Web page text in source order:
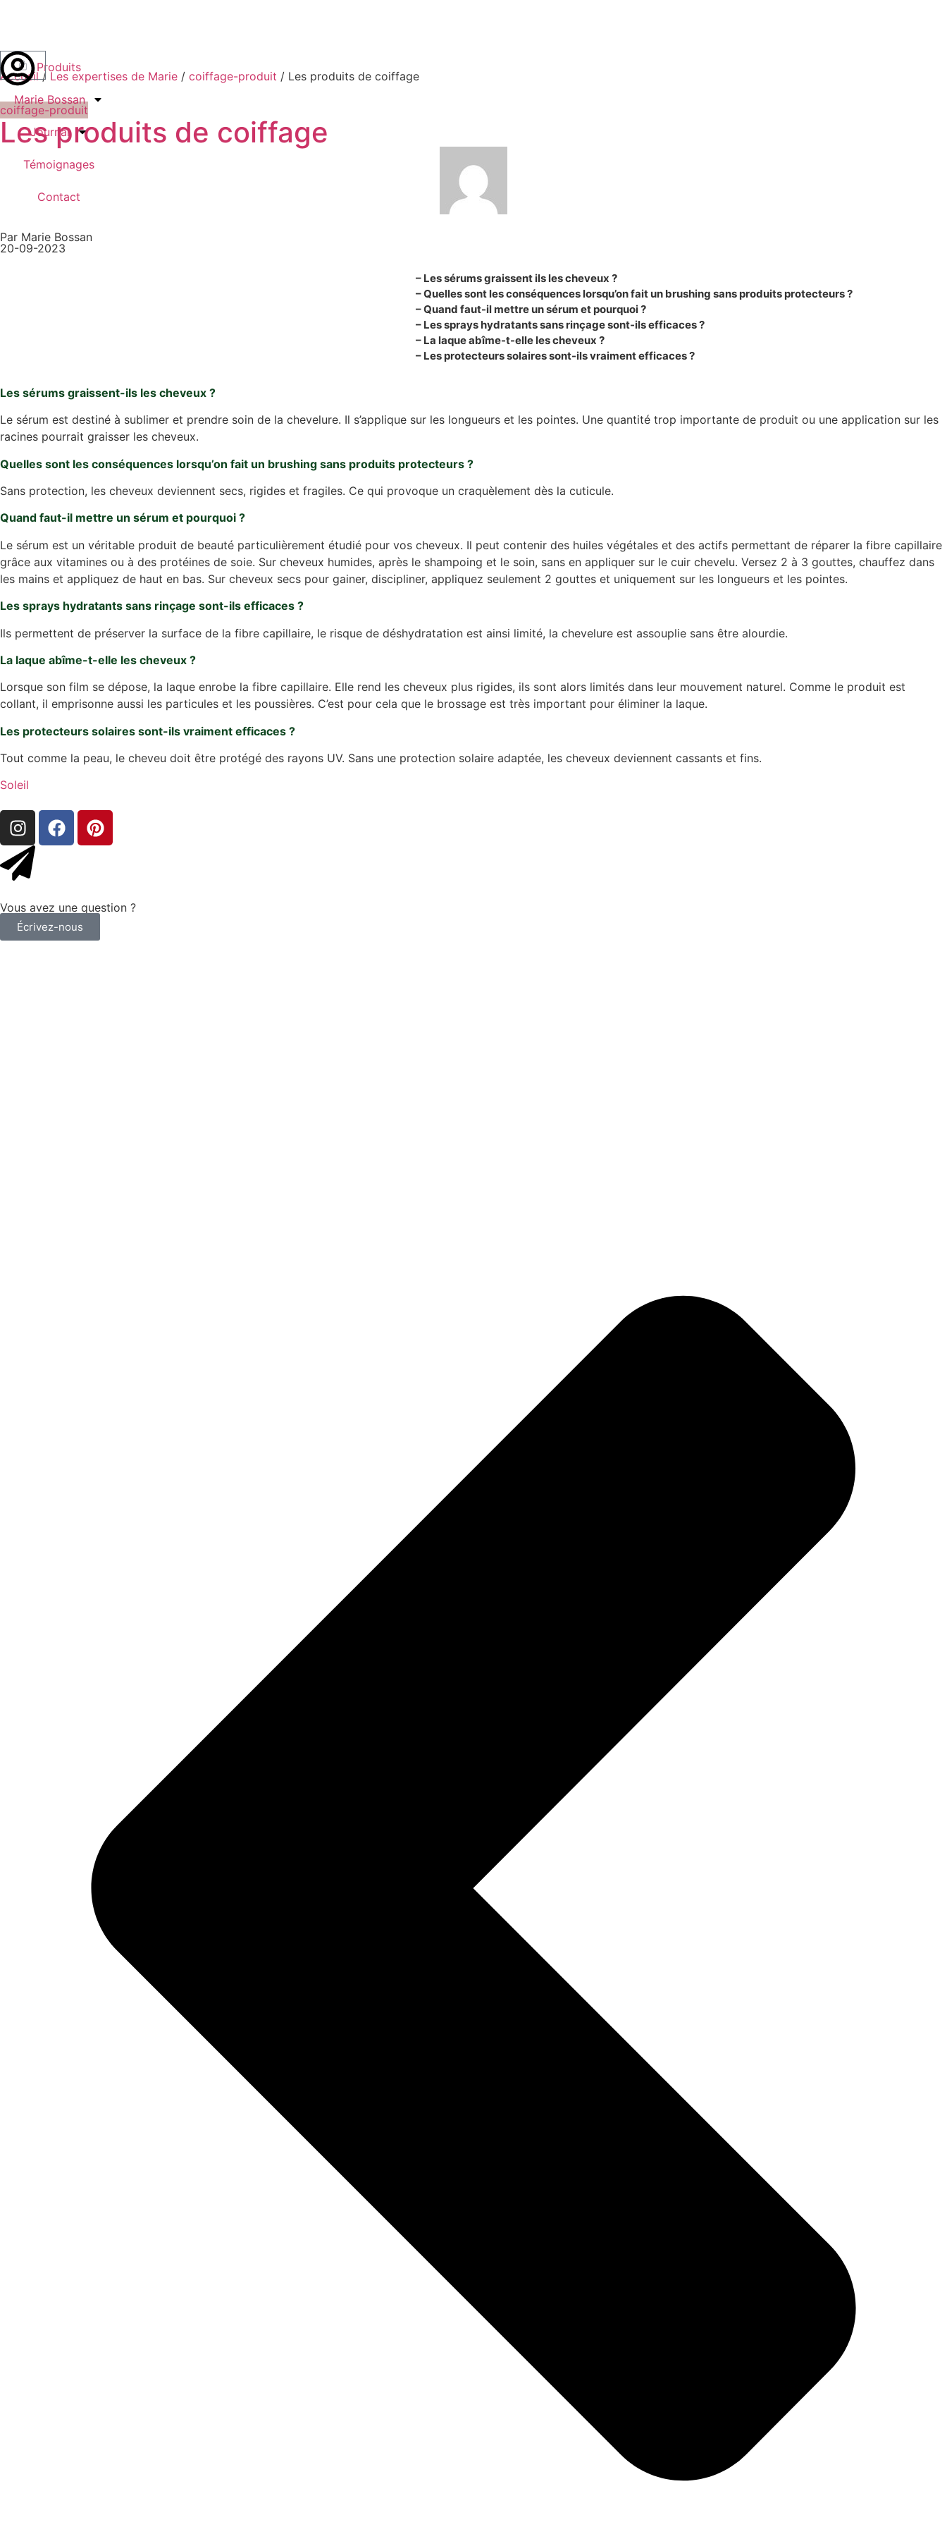
Produits
Marie Bossan
Journal
Témoignages
Contact
Accueil/ Les expertises de Marie / coiffage-produit / Les produits de coiffage
coiffage-produit
Les produits de coiffage
Par Marie Bossan
20-09-2023
– Les sérums graissent ils les cheveux ?
– Quelles sont les conséquences lorsqu’on fait un brushing sans produits protecteurs ?
– Quand faut-il mettre un sérum et pourquoi ?
– Les sprays hydratants sans rinçage sont-ils efficaces ?
– La laque abîme-t-elle les cheveux ?
– Les protecteurs solaires sont-ils vraiment efficaces ?
Les sérums graissent-ils les cheveux ?
Le sérum est destiné à sublimer et prendre soin de la chevelure. Il s’applique sur les longueurs et les pointes. Une quantité trop importante de produit ou une application sur les
racines pourrait graisser les cheveux.
Quelles sont les conséquences lorsqu’on fait un brushing sans produits protecteurs ?
Sans protection, les cheveux deviennent secs, rigides et fragiles. Ce qui provoque un craquèlement dès la cuticule.
Quand faut-il mettre un sérum et pourquoi ?
Le sérum est un véritable produit de beauté particulièrement étudié pour vos cheveux. Il peut contenir des huiles végétales et des actifs permettant de réparer la fibre capillaire
grâce aux vitamines ou à des protéines de soie. Sur cheveux humides, après le shampoing et le soin, sans en appliquer sur le cuir chevelu. Versez 2 à 3 gouttes, chauffez dans
les mains et appliquez de haut en bas. Sur cheveux secs pour gainer, discipliner, appliquez seulement 2 gouttes et uniquement sur les longueurs et les pointes.
Les sprays hydratants sans rinçage sont-ils efficaces ?
Ils permettent de préserver la surface de la fibre capillaire, le risque de déshydratation est ainsi limité, la chevelure est assouplie sans être alourdie.
La laque abîme-t-elle les cheveux ?
Lorsque son film se dépose, la laque enrobe la fibre capillaire. Elle rend les cheveux plus rigides, ils sont alors limités dans leur mouvement naturel. Comme le produit est
collant, il emprisonne aussi les particules et les poussières. C’est pour cela que le brossage est très important pour éliminer la laque.
Les protecteurs solaires sont-ils vraiment efficaces ?
Tout comme la peau, le cheveu doit être protégé des rayons UV. Sans une protection solaire adaptée, les cheveux deviennent cassants et fins.
Soleil
Vous avez une question ?
Écrivez-nous